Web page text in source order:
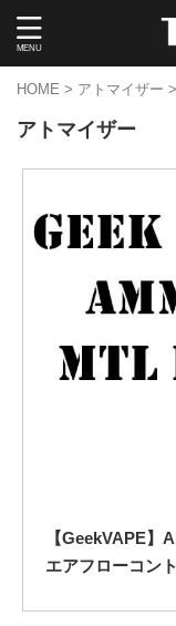
HOME > アトマイザー >
アトマイザー
【GeekVAPE】
エアフローコン